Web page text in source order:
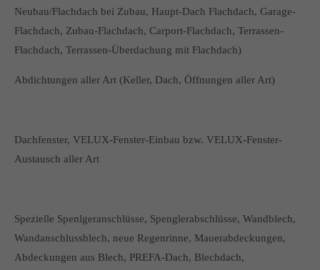
Neubau/Flachdach bei Zubau, Haupt-Dach Flachdach, Garage-
Flachdach, Zubau-Flachdach, Carport-Flachdach, Terrassen-
Flachdach, Terrassen-Überdachung mit Flachdach)
Abdichtungen aller Art (Keller, Dach, Öffnungen aller Art)
Dachfenster, VELUX-Fenster-Einbau bzw. VELUX-Fenster-
Austausch aller Art
Spezielle Spenlgeranschlüsse, Spenglerabschlüsse, Wandblech,
Wandanschlussblech, neue Regenrinne, Mauerabdeckungen,
Abdeckungen aus Blech, PREFA-Dach, Blechdach,